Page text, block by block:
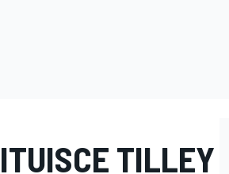
TILLEY